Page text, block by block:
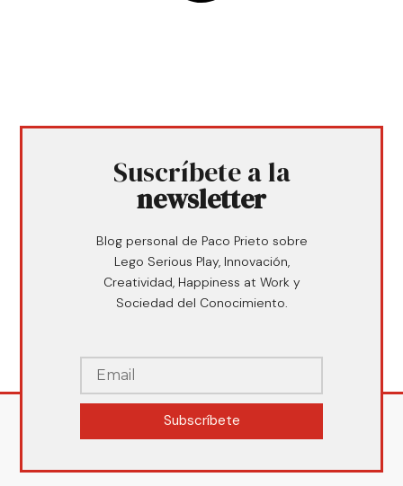
Suscríbete a la
newsletter
Blog personal de Paco Prieto sobre
Lego Serious Play, Innovación,
Creatividad, Happiness at Work y
Sociedad del Conocimiento.
Subscríbete